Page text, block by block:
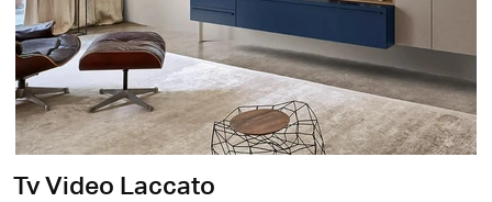
Tv Video Laccato